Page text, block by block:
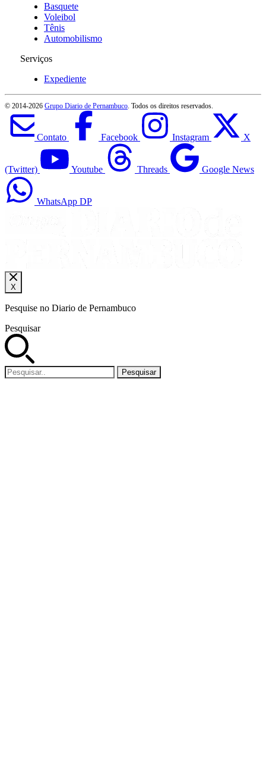
Basquete
Voleibol
Tênis
Automobilismo
Serviços
Expediente
© 2014-2026 Grupo Diario de Pernambuco . Todos os direitos reservados.
Contato Facebook Instagram X
(Twitter) Youtube Threads Google News
WhatsApp DP
X
Pesquise no Diario de Pernambuco
Pesquisar
Pesquisar